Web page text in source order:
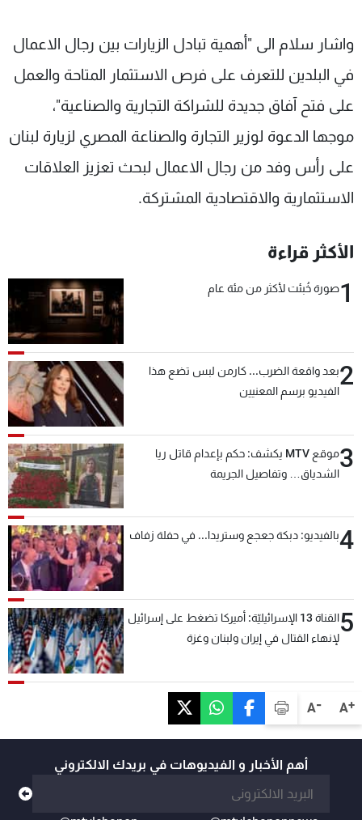
A+
A-
واشار سلام الى "أهمية تبادل الزيارات بين رجال الاعمال
في البلدين للتعرف على فرص الاستثمار المتاحة والعمل
على فتح آفاق جديدة للشراكة التجارية والصناعية"،
موجها الدعوة لوزير التجارة والصناعة المصري لزيارة لبنان
على رأس وفد من رجال الاعمال لبحث تعزيز العلاقات
الاستثمارية والاقتصادية المشتركة.
الأكثر قراءة
1صورة خُبئت لأكثر من مئة عام
2بعد واقعة الضرب... كارمن لبس تضع هذا
الفيديو برسم المعنيين
3
موقع MTV يكشف: حكم بإعدام قاتل ريا
الشدياق… وتفاصيل الجريمة
4بالفيديو: دبكة جعجع وستريدا... في حفلة زفاف
5
القناة 13 الإسرائيليّة: أميركا تضغط على إسرائيل
لإنهاء القتال في إيران ولبنان وغزة
أهم الأخبار و الفيديوهات في بريدك الالكتروني